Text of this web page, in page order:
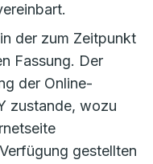
der zum Zeitpunkt
Fassung. Der
der Online-
zustande, wozu
gestellten